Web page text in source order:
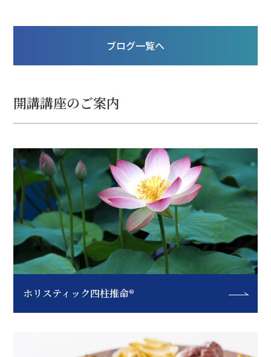
ちらでは七十二候と日本の文化、そして食養
ブログ一覧へ
開講講座のご案内
ホリスティック四柱推命®